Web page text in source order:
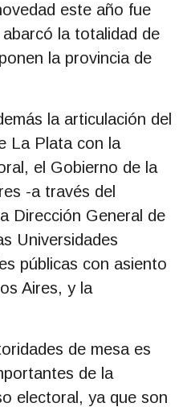
este año fue
la totalidad de
la provincia de
la articulación del
La Plata con la
el Gobierno de la
-a través del
Dirección General de
Universidades
públicas con asiento
Aires, y la
de mesa es
de la
electoral, ya que son